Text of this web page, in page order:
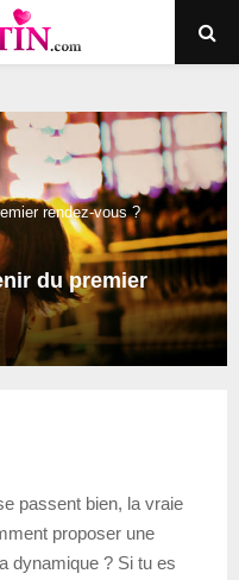
rendez-vous ?
du premier
passent bien, la vraie
proposer une
dynamique ? Si tu es